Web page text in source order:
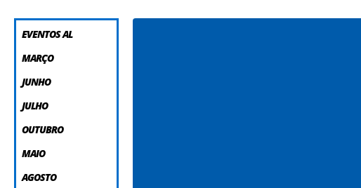
EVENTOS AL
MARÇO
JUNHO
JULHO
OUTUBRO
MAIO
AGOSTO